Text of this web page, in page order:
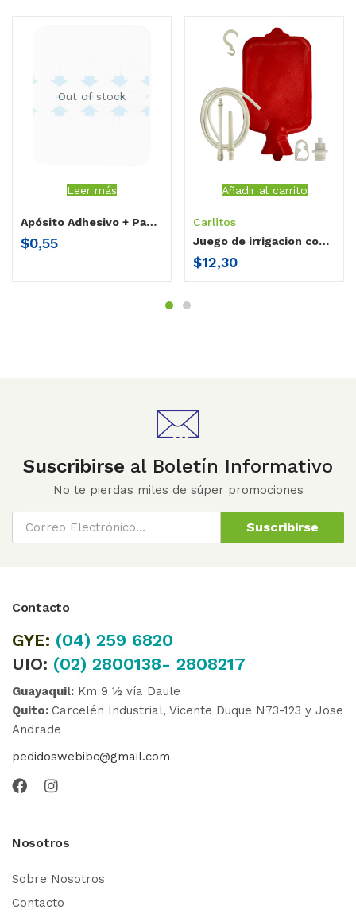
Out of stock
Leer más
Apósito Adhesivo + Pad (10cm x 12cm) caja x 5
$0,55
Añadir al carrito
Carlitos
Juego de irrigacion completo para riego intestinal y vaginal Carlitos
$12,30
Suscribirse al Boletín Informativo
No te pierdas miles de súper promociones
Suscribirse
Contacto
GYE: (04) 259 6820
UIO: (02) 2800138- 2808217
Guayaquil: Km 9 ½ vía Daule
Quito: Carcelén Industrial, Vicente Duque N73-123 y Jose
Andrade
pedidoswebibc@gmail.com
Nosotros
Sobre Nosotros
Contacto